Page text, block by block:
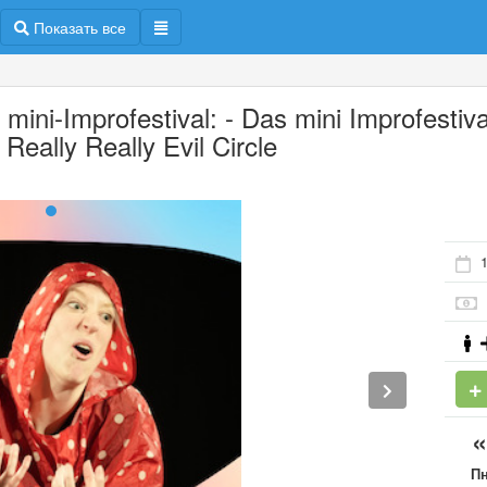
Показать все
mini-Improfestival: - Das mini
Really Evil Circle
«